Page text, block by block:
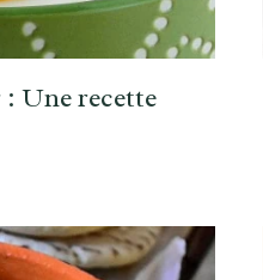
: Une recette